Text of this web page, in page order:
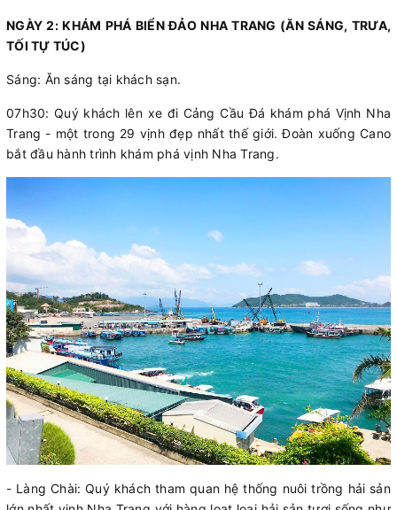
NGÀY 2: KHÁM PHÁ BIỂN ĐẢO NHA TRANG (ĂN SÁNG, TRƯA,
TỐI TỰ TÚC)
Sáng: Ăn sáng tại khách sạn.
07h30: Quý khách lên xe đi Cảng Cầu Đá khám phá Vịnh Nha
Trang - một trong 29 vịnh đẹp nhất thế giới. Đoàn xuống Cano
bắt đầu hành trình khám phá vịnh Nha Trang.
- Làng Chài: Quý khách tham quan hệ thống nuôi trồng hải sản